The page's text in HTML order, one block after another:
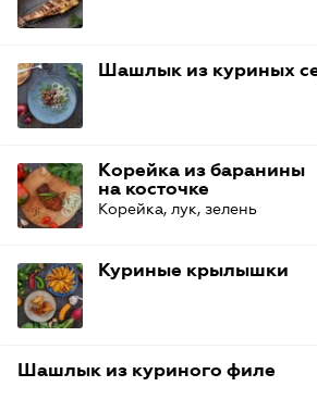
Шашлык из куриных
Корейка из баранины
на косточке
Корейка, лук, зелень
Куриные крылышки
Шашлык из куриного филе